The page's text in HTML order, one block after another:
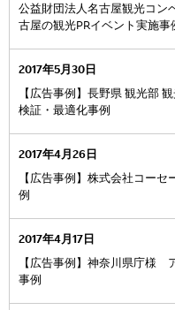
公益財団法人名古屋観光コ
古屋の観光PRイベント実施事
2017年5月30日
【広告事例】長野県 観光部
検証・最適化事例
2017年4月26日
【広告事例】株式会社コー
例
2017年4月17日
【広告事例】神奈川県庁様
事例